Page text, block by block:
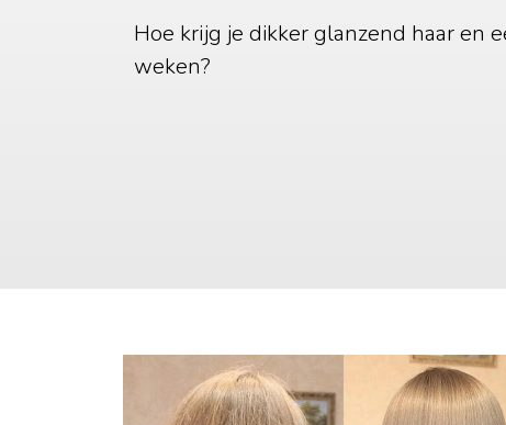
Hoe krijg je dikker glanzend haar en
weken?